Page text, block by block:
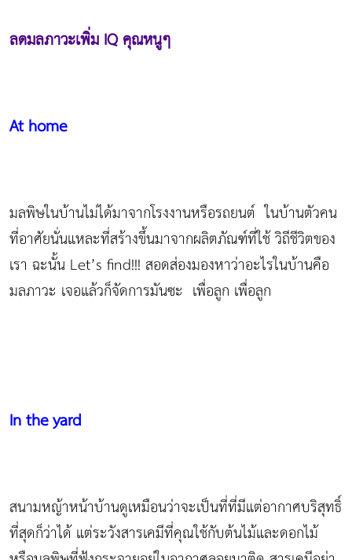
ลดมลภาวะเพิ่ม IQ คุณหนูๆ
At home
มลพิษในบ้านไม่ได้มาจากโรงงานหรือรถยนต์ ในบ้านตัวคน
ที่อาศัยนั่นแหละที่สร้างขึ้นมาจากผลิตภัณฑ์ที่ใช้ วิถีชีวิตของ
เรา ฉะนั้น Let’s find!!! สอดส่องมองหาว่าอะไรในบ้านคือ
มลภาวะ เจอแล้วก็จัดการมันซะ เพื่อลูก เพื่อลูก
In the yard
สนามหญ้าหน้าบ้านดูเหมือนว่าจะเป็นที่ที่มีแต่อากาศบริสุทธิ์
ที่สุดก็ว่าได้ แต่ระวังสารเคมีที่คุณใช้กับต้นไม้และดอกไม้